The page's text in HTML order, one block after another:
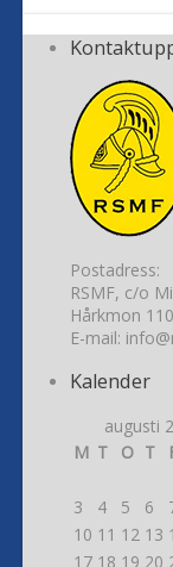
Postadress:
RSMF, c/o
Hårkmon
E-mail:
Kalender
augusti
M T O T
3
4 5 6
10 11 12 13
17 18 19 20